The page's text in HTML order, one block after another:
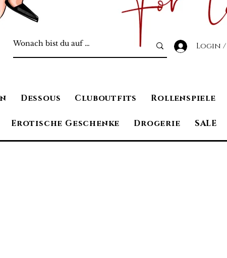
Login /
Dessous Cluboutfits Rollenspiele
Erotische Geschenke Drogerie SALE